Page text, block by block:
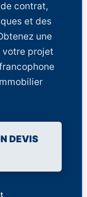
contrat,
et des
une
votre projet
DEVIS